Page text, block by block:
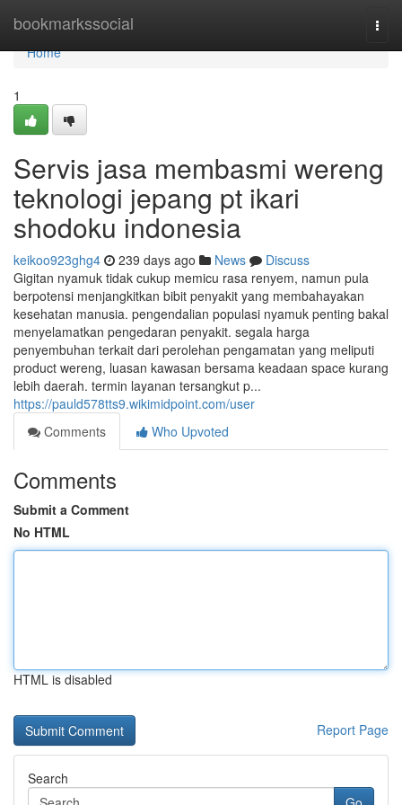
bookmarkssocial
Home
Home
1
Servis jasa membasmi wereng
teknologi jepang pt ikari
shodoku indonesia
keikoo923ghg4 239 days ago News
Discuss
Gigitan nyamuk tidak cukup memicu rasa renyem, namun pula
berpotensi menjangkitkan bibit penyakit yang membahayakan
kesehatan manusia. pengendalian populasi nyamuk penting bakal
menyelamatkan pengedaran penyakit. segala harga
penyembuhan terkait dari perolehan pengamatan yang meliputi
product wereng, luasan kawasan bersama keadaan space kurang
lebih daerah. termin layanan tersangkut p...
https://pauld578tts9.wikimidpoint.com/user
Comments
Who Upvoted
Comments
Submit a Comment
No HTML
HTML is disabled
Report Page
Search